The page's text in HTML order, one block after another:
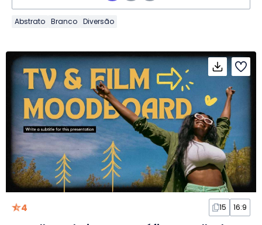
Abstrato Branco Diversão
4 15 16:9